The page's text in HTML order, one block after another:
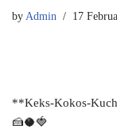
by Admin 17
**Keks-Kokos-
🍰🥥🍓